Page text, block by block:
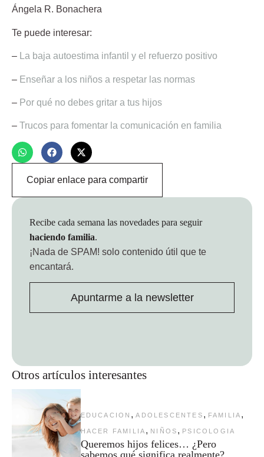
Ángela R. Bonachera
Te puede interesar:
– La baja autoestima infantil y el refuerzo positivo
– Enseñar a los niños a respetar las normas
– Por qué no debes gritar a tus hijos
– Trucos para fomentar la comunicación en familia
Copiar enlace para compartir
Otros artículos interesantes
EDUCACION , ADOLESCENTES , FAMILIA ,
HACER FAMILIA , NIÑOS , PSICOLOGIA
Queremos hijos felices… ¿Pero
Recibe cada semana las novedades para seguir
haciendo familia.
¡Nada de SPAM! solo contenido útil que te
encantará.
Apuntarme a la newsletter